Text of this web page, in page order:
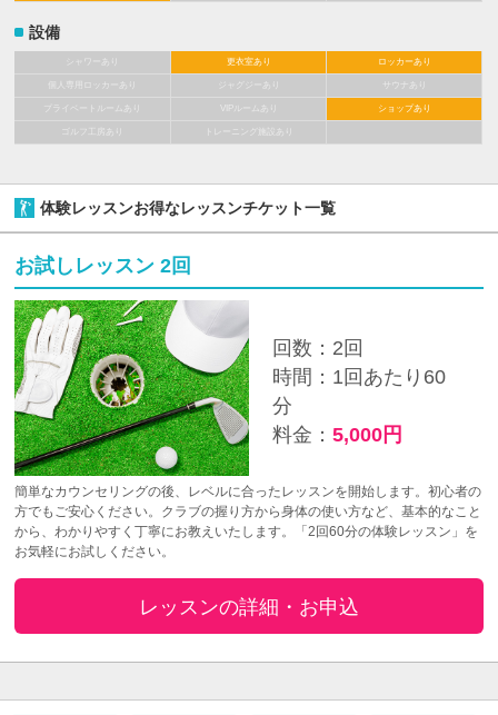
設備
シャワーあり 更衣室あり ロッカーあり
個人専用ロッカーあり ジャグジーあり サウナあり
プライベートルームあり VIPルームあり ショップあり
ゴルフ工房あり トレーニング施設あり
体験レッスンお得なレッスンチケット一覧
お試しレッスン 2回
回数：2回
時間：1回あたり60
分
料金：5,000円
簡単なカウンセリングの後、レベルに合ったレッスンを開始します。初心者の
方でもご安心ください。クラブの握り方から身体の使い方など、基本的なこと
から、わかりやすく丁寧にお教えいたします。「2回60分の体験レッスン」を
お気軽にお試しください。
レッスンの詳細・お申込